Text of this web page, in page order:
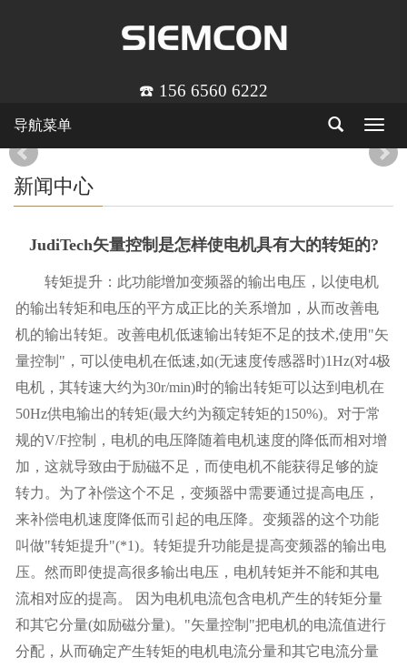
☎️ 156 6560 6222
Toggle
导航菜单
新闻中心
JudiTech矢量控制是怎样使电机具有大的转矩的?
转矩提升：此功能增加变频器的输出电压，以使电机
的输出转矩和电压的平方成正比的关系增加，从而改善电
机的输出转矩。改善电机低速输出转矩不足的技术,使用"矢
量控制"，可以使电机在低速,如(无速度传感器时)1Hz(对4极
电机，其转速大约为30r/min)时的输出转矩可以达到电机在
50Hz供电输出的转矩(最大约为额定转矩的150%)。对于常
规的V/F控制，电机的电压降随着电机速度的降低而相对增
加，这就导致由于励磁不足，而使电机不能获得足够的旋
转力。为了补偿这个不足，变频器中需要通过提高电压，
来补偿电机速度降低而引起的电压降。变频器的这个功能
叫做"转矩提升"(*1)。转矩提升功能是提高变频器的输出电
压。然而即使提高很多输出电压，电机转矩并不能和其电
流相对应的提高。 因为电机电流包含电机产生的转矩分量
和其它分量(如励磁分量)。"矢量控制"把电机的电流值进行
分配，从而确定产生转矩的电机电流分量和其它电流分量